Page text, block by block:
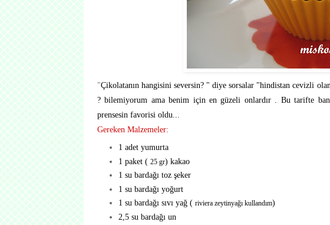
"Çikolatanın hangisini seversin? " diye sorsalar "hindistan cevizli
? bilemiyorum ama benim için en güzeli onlardır . Bu tarifte
prensesin favorisi oldu...
Gereken Malzemeler:
1 adet yumurta
1 paket ( 25 gr) kakao
1 su bardağı toz şeker
1 su bardağı yoğurt
1 su bardağı sıvı yağ ( riviera zeytinyağı kullandım)
2,5 su bardağı un